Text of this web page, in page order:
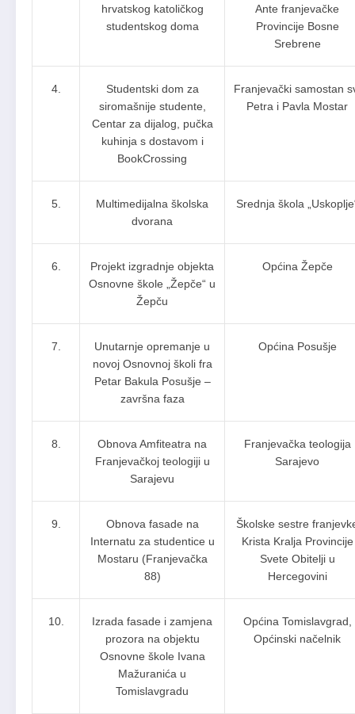
hrvatskog katoličkog
studentskog doma
Ante franjevačke
Provincije Bosne
Srebrene
4.
Studentski dom za
siromašnije studente,
Centar za dijalog, pučka
kuhinja s dostavom i
BookCrossing
Franjevački samostan
Petra i Pavla Mostar
5.
Multimedijalna školska
dvorana
Srednja škola
6.
Projekt izgradnje objekta
Osnovne škole „Žepče“ u
Žepču
Općina Žepče
7.
Unutarnje opremanje u
novoj Osnovnoj školi fra
Petar Bakula Posušje –
završna faza
Općina Posušje
8.
Obnova Amfiteatra na
Franjevačkoj teologiji u
Sarajevu
Franjevačka teologija
Sarajevo
9.
Obnova fasade na
Internatu za studentice u
Mostaru (Franjevačka
88)
Školske sestre
Krista Kralja Provincije
Svete Obitelji u
Hercegovini
10.
Izrada fasade i zamjena
prozora na objektu
Osnovne škole Ivana
Mažuranića u
Tomislavgradu
Općina Tomislavgrad,
Općinski načelnik